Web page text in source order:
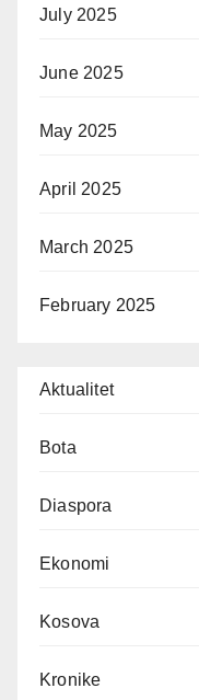
July 2025
June 2025
May 2025
April 2025
March 2025
February 2025
Aktualitet
Bota
Diaspora
Ekonomi
Kosova
Kronike